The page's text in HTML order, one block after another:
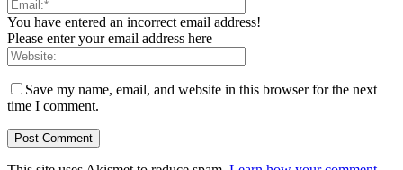
You have entered an incorrect email address!
Please enter your email address here
Save my name, email, and website in this browser for the next
time I comment.